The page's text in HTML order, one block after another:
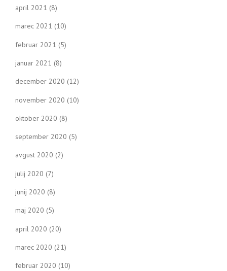
april 2021 (8)
marec 2021 (10)
februar 2021 (5)
januar 2021 (8)
december 2020 (12)
november 2020 (10)
oktober 2020 (8)
september 2020 (5)
avgust 2020 (2)
julij 2020 (7)
junij 2020 (8)
maj 2020 (5)
april 2020 (20)
marec 2020 (21)
februar 2020 (10)